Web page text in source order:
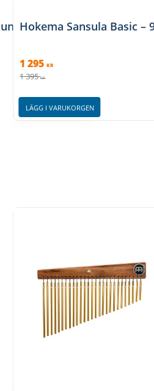
Hole Kalimba
Hokema Sansula Basic –
1 295 KR
1 395 KR
LÄGG I VARUKORGEN